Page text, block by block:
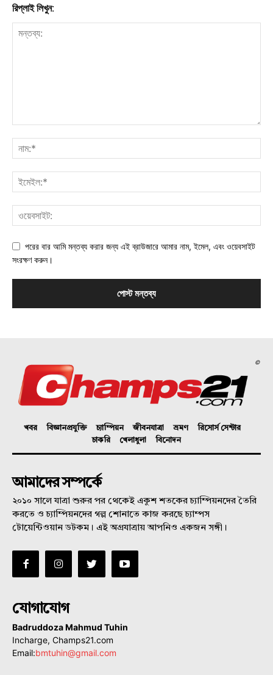
রিপ্লাই লিখুন:
পরের বার আমি মন্তব্য করার জন্য এই ব্রাউজারে আমার নাম, ইমেল, এবং ওয়েবসাইট
সংরক্ষণ করুন।
©
খবর বিজ্ঞানপ্রযুক্তি চ্যাম্পিয়ন জীবনযাত্রা ভ্রমণ
রিসোর্স সেন্টার
চাকরি
খেলাধুলা বিনোদন
আমাদের সম্পর্কে
২০১০ সালে যাত্রা শুরুর পর থেকেই একুশ শতকের চ্যাম্পিয়নদের তৈরি
করতে ও চ্যাম্পিয়নদের গল্প শোনাতে কাজ করছে চ্যাম্পস
টোয়েন্টিওয়ান ডটকম। এই অগ্রযাত্রায় আপনিও একজন সঙ্গী।
যোগাযোগ
Badruddoza Mahmud Tuhin
Incharge, Champs21.com
Email:bmtuhin@gmail.com